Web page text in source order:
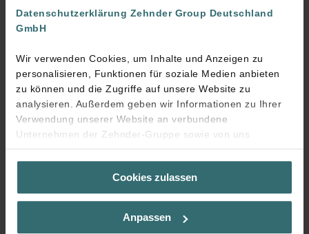
Datenschutzerklärung Zehnder Group Deutschland
GmbH
Wir verwenden Cookies, um Inhalte und Anzeigen zu
personalisieren, Funktionen für soziale Medien anbieten
zu können und die Zugriffe auf unsere Website zu
analysieren. Außerdem geben wir Informationen zu Ihrer
Verwendung unserer Website an verbundene
Unternehmen der Zehnder-Gruppe sowie von uns
beauftragte Dienstleister zum Zweck der Werbung und
Analysen weiter. Unsere Dienstleister führen diese
Informationen möglicherweise mit weiteren Daten
zusammen, die Sie bereitgestellt haben oder die sie im
geben die Einwilligung zu unseren Cookies, wenn Sie in
Cookies zulassen
Anpassen